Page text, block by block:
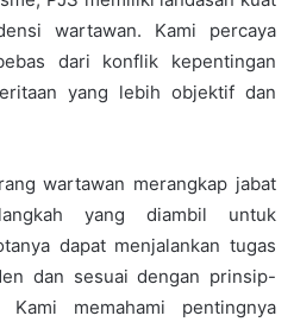
wartawan. Kami percaya
dari konflik kepentingan
yang lebih objektif dan
wartawan merangkap jabat
yang diambil untuk
dapat menjalankan tugas
dan sesuai dengan prinsip-
memahami pentingnya